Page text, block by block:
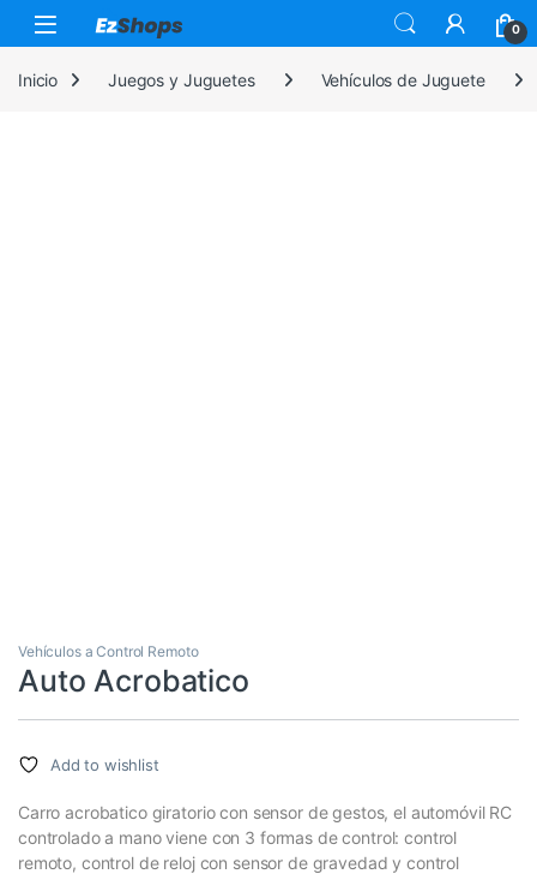
Saltar a la navegación
Saltar al contenido
0
Inicio Juegos y Juguetes Vehículos de Juguete
Vehículos a Control Remoto
Auto Acrobatico
Add to wishlist
Carro acrobatico giratorio con sensor de gestos, el automóvil RC
controlado a mano viene con 3 formas de control: control
remoto, control de reloj con sensor de gravedad y control